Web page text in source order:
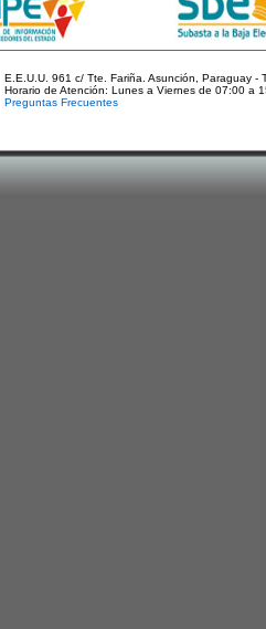
E.E.U.U. 961 c/ Tte. Fariña. Asunción, Paraguay -
Horario de Atención: Lunes a Viernes de 07:00 a
Preguntas Frecuentes